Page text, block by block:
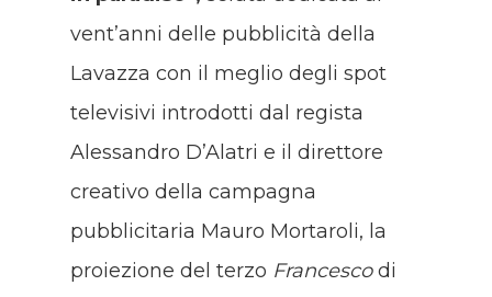
vent’anni delle pubblicità della
Lavazza con il meglio degli spot
televisivi introdotti dal regista
Alessandro D’Alatri e il direttore
creativo della campagna
pubblicitaria Mauro Mortaroli, la
proiezione del terzo Francescodi